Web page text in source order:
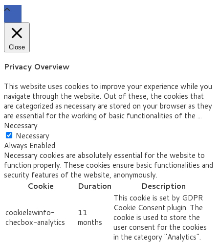
Close
Privacy Overview
This website uses cookies to improve your experience while you
navigate through the website. Out of these, the cookies that
are categorized as necessary are stored on your browser as they
are essential for the working of basic functionalities of the ...
Necessary
Necessary
Always Enabled
Necessary cookies are absolutely essential for the website to
function properly. These cookies ensure basic functionalities and
security features of the website, anonymously.
Cookie
Duration Description
cookielawinfo-
checbox-analytics
11
months
This cookie is set by GDPR
Cookie Consent plugin. The
cookie is used to store the
user consent for the cookies
in the category "Analytics".